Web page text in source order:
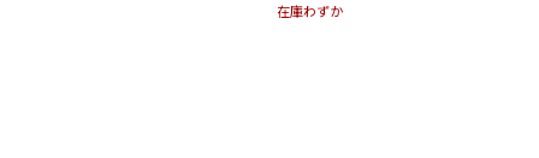
在庫わずか